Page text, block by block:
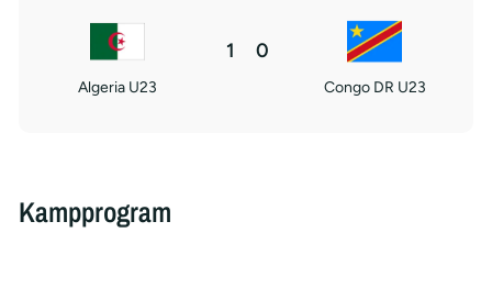
Algeria U23
1 0
Congo DR U23
Kampprogram